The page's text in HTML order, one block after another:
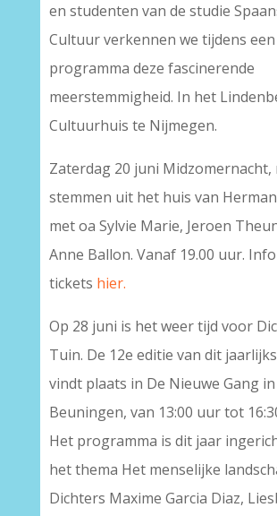
en studenten van de studie
Cultuur verkennen we tijdens
programma deze fascinerende
meerstemmigheid. In het
Cultuurhuis te Nijmegen.
Zaterdag 20 juni Midzomernacht,
stemmen uit het huis van
met oa Sylvie Marie, Jeroen
Anne Ballon. Vanaf 19.00 uur.
tickets hier.
Op 28 juni is het weer tijd voor
Tuin. De 12e editie van dit
vindt plaats in De Nieuwe Gang in
Beuningen, van 13:00 uur tot
Het programma is dit jaar
het thema Het menselijke
Dichters Maxime Garcia Diaz,